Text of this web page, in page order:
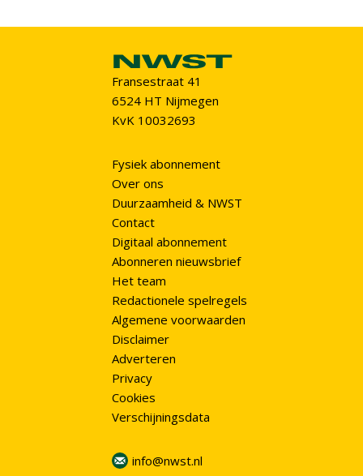
Fransestraat 41
6524 HT Nijmegen
KvK 10032693
Fysiek abonnement
Over ons
Duurzaamheid & NWST
Contact
Digitaal abonnement
Abonneren nieuwsbrief
Het team
Redactionele spelregels
Algemene voorwaarden
Disclaimer
Adverteren
Privacy
Cookies
Verschijningsdata
info@nwst.nl